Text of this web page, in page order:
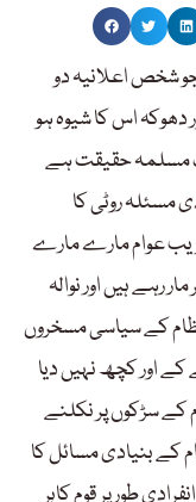
شخص اعلانیہ دو
دھوکہ اس کا شیوہ ہو
مسلمہ حقیقت ہے
مسئلہ روٹی کا
عوام مارے مارے
رہے ہیں اور نوالہ
کے سیاسی مسخروں
اور کچھ نہیں دیا
سڑکوں پر نکلنے
کے بنیادی مسائل کا
طور پر قوم کاہر